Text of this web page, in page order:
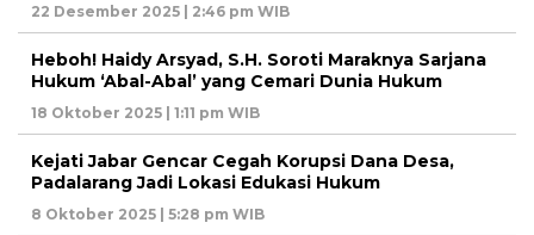
22 Desember 2025 | 2:46 pm WIB
Heboh! Haidy Arsyad, S.H. Soroti Maraknya Sarjana
Hukum ‘Abal-Abal’ yang Cemari Dunia Hukum
18 Oktober 2025 | 1:11 pm WIB
Kejati Jabar Gencar Cegah Korupsi Dana Desa,
Padalarang Jadi Lokasi Edukasi Hukum
8 Oktober 2025 | 5:28 pm WIB